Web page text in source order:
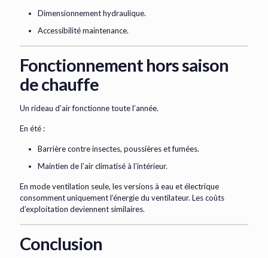
Dimensionnement hydraulique.
Accessibilité maintenance.
Fonctionnement hors saison
de chauffe
Un rideau d’air fonctionne toute l’année.
En été :
Barrière contre insectes, poussières et fumées.
Maintien de l’air climatisé à l’intérieur.
En mode ventilation seule, les versions à eau et électrique
consomment uniquement l’énergie du ventilateur. Les coûts
d’exploitation deviennent similaires.
Conclusion